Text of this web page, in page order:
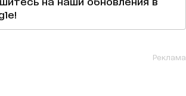
Реклама